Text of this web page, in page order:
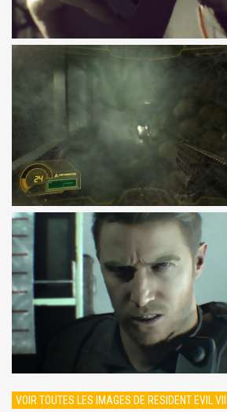
VOIR TOUTES LES IMAGES DE RESIDENT EVIL VII